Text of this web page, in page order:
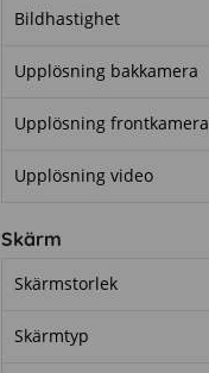
Bildhastighet
Upplösning bakkamera
Upplösning frontkamera
Upplösning video
Skärm
Skärmstorlek
Skärmtyp